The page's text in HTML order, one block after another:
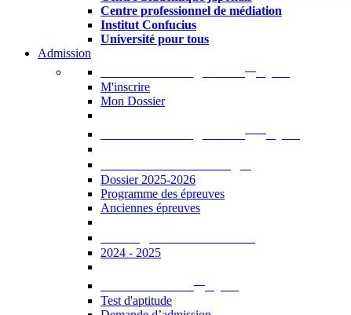
Centre professionnel de médiation
Institut Confucius
Université pour tous
Admission
M'inscrire
Mon Dossier
Dossier 2025-2026
Programme des épreuves
Anciennes épreuves
2024 - 2025
Test d'aptitude